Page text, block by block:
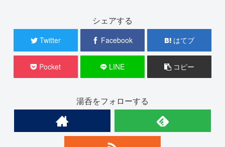
シェアする
Twitter Facebook はてブ
Pocket LINE コピー
湯呑をフォローする